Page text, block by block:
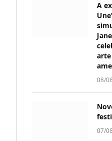
A
08/
07/